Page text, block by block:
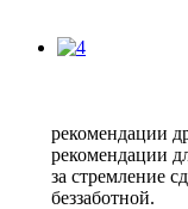
рекомендации
рекомендации
за стремление
беззаботной.